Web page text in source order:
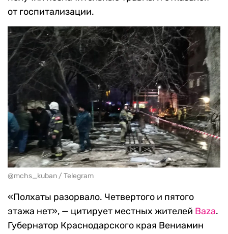
от госпитализации.
@mchs_kuban / Telegram
«Полхаты разорвало. Четвертого и пятого
этажа нет», — цитирует местных жителей Baza.
Губернатор Краснодарского края Вениамин